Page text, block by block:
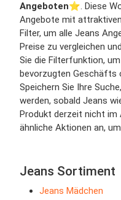
Angeboten⭐️. Diese
Angebote mit
Filter, um alle Jeans
Preise zu vergleichen
Sie die Filterfunktion,
bevorzugten Geschäfts
Speichern Sie Ihre
werden, sobald Jeans
Produkt derzeit nicht im
ähnliche Aktionen an,
Jeans Sortiment
Jeans Mädchen